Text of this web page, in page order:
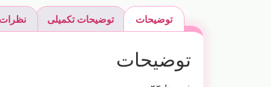
توضیحات توضیحات تکمیلی نظرات
توضیحات